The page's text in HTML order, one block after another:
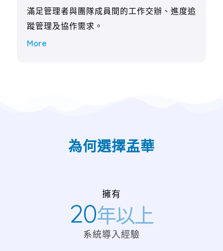
滿足管理者與團隊成員間的工作交辦、進度追
蹤管理及協作需求。
More
為何選擇孟華
擁有
20年以上
系統導入經驗